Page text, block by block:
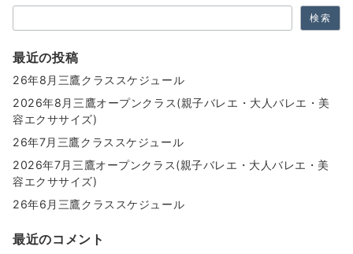
ン
検索
最近の投稿
26年8月三鷹クラススケジュール
2026年8月三鷹オープンクラス(親子バレエ・大人バレエ・美
容エクササイズ)
26年7月三鷹クラススケジュール
2026年7月三鷹オープンクラス(親子バレエ・大人バレエ・美
容エクササイズ)
26年6月三鷹クラススケジュール
最近のコメント